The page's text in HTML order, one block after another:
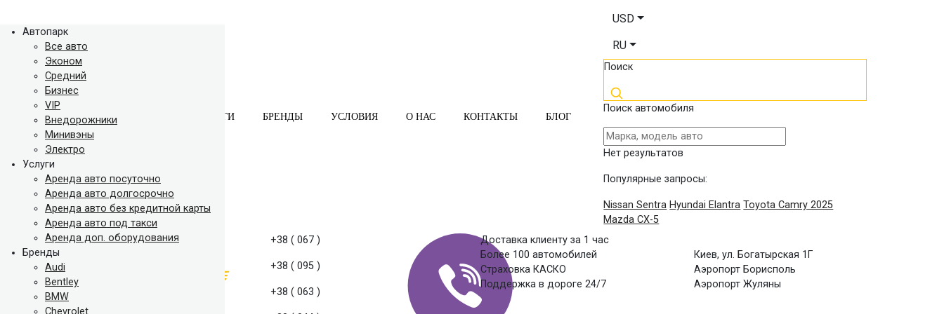
АВТОПАРК УСЛУГИ БРЕНДЫ УСЛОВИЯ О НАС КОНТАКТЫ БЛОГ
Автопарк
Все авто
Эконом
Средний
Бизнес
VIP
Внедорожники
Минивэны
Электро
Услуги
Аренда авто посуточно
Аренда авто долгосрочно
Аренда авто без кредитной карты
Аренда авто под такси
Аренда доп. оборудования
Бренды
Audi
Bentley
BMW
Chevrolet
USD
RU
Поиск
Поиск автомобиля
Нет результатов
Популярные запросы:
Nissan Sentra Hyundai Elantra Toyota Camry 2025
Mazda CX-5
+38 ( 067 )
+38 ( 095 )
+38 ( 063 )
Доставка клиенту за 1 час
Более 100 автомобилей
Страховка КАСКО
Поддержка в дороге 24/7
Киев, ул. Богатырская 1Г
Аэропорт Борисполь
Аэропорт Жуляны